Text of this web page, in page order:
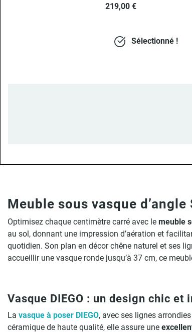
219,00 €
Sélectionné !
Meuble sous vasque
Optimisez chaque centimètre carré avec le meuble
au sol, donnant une impression d’aération et
quotidien. Son plan en décor chêne naturel et ses
accueillir une vasque ronde jusqu’à 37 cm, ce
Vasque DIEGO : un design chic et
La vasque à poser DIEGO, avec ses lignes
céramique de haute qualité, elle assure une